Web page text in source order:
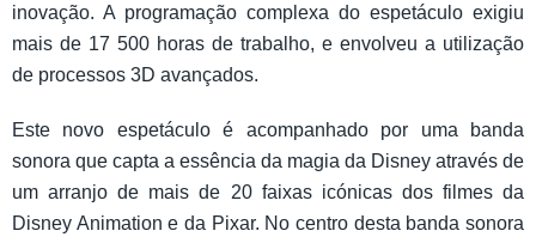
inovação. A programação complexa do espetáculo exigiu
mais de 17 500 horas de trabalho, e envolveu a utilização
de processos 3D avançados.
Este novo espetáculo é acompanhado por uma banda
sonora que capta a essência da magia da Disney através de
um arranjo de mais de 20 faixas icónicas dos filmes da
Disney Animation e da Pixar. No centro desta banda sonora